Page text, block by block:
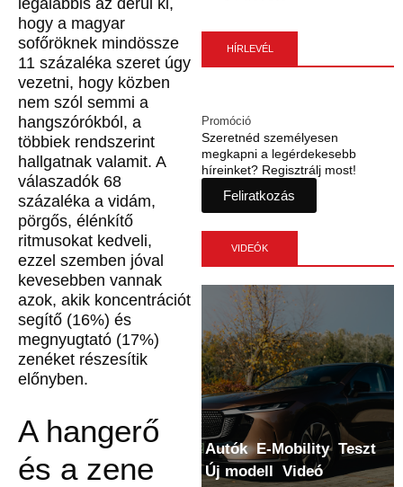
hogy a magyar
sofőröknek mindössze
11 százaléka szeret úgy
vezetni, hogy közben
nem szól semmi a
hangszórókból, a
többiek rendszerint
hallgatnak valamit. A
válaszadók 68
százaléka a vidám,
pörgős, élénkítő
ritmusokat kedveli,
ezzel szemben jóval
kevesebben vannak
azok, akik koncentrációt
segítő (16%) és
megnyugtató (17%)
zenéket részesítik
előnyben.
A hangerő
és a zene
HÍRLEVÉL
Szeretnéd személyesen
megkapni a legérdekesebb
híreinket? Regisztrálj most!
Feliratkozás
Promóció
VIDEÓK
Autók E-Mobility Teszt
Új modell Videó